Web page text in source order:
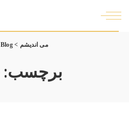
می اندیشم >
Blog
برچسب: